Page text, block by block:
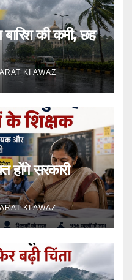
की कमी, छह
KI AWAZ
होंगे सरकारी
KI AWAZ